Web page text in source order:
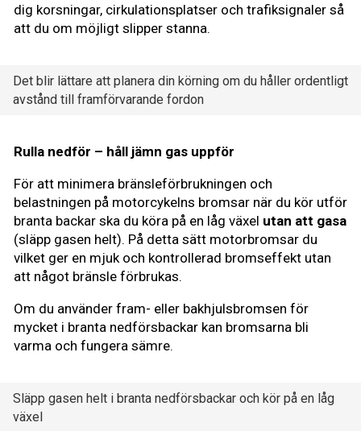
dig korsningar, cirkulationsplatser och trafiksignaler så
att du om möjligt slipper stanna.
Det blir lättare att planera din körning om du håller ordentligt
avstånd till framförvarande fordon
Rulla nedför – håll jämn gas uppför
För att minimera bränsleförbrukningen och
belastningen på motorcykelns bromsar när du kör utför
branta backar ska du köra på en låg växel utan att gasa
(släpp gasen helt). På detta sätt motorbromsar du
vilket ger en mjuk och kontrollerad bromseffekt utan
att något bränsle förbrukas.
Om du använder fram- eller bakhjulsbromsen för
mycket i branta nedförsbackar kan bromsarna bli
varma och fungera sämre.
Släpp gasen helt i branta nedförsbackar och kör på en låg
växel